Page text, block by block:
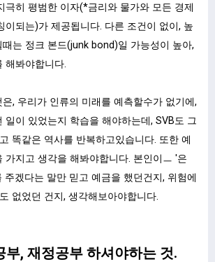
극히 평범한 이자(*금리와 물가와 모든 경제
이되는)가 제공됩니다. 다른 조건이 없이, 높
는 정크 본드(junk bond)일 가능성이 높아,
해봐야합니다.
, 우리가 인류의 미래를 예측할수가 없기에,
일이 있었는지 학습을 해야하는데, SVB도 그
똑같은 역사를 반복하고있습니다. 또한 예
가지고 생각을 해봐야합니다. 본인이ㅡ '은
주겠다는 말만 믿고 예금을 했던건지, 위험에
없었던 건지, 생각해보아야합니다.
부, 재정공부 하셔야하는 것.